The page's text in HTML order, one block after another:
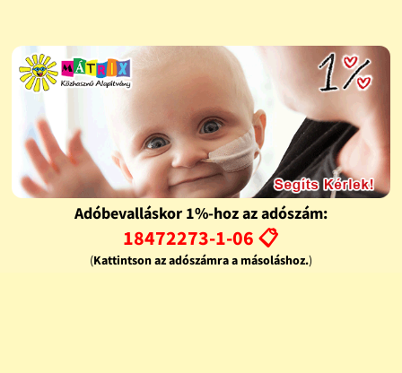
Adóbevalláskor 1%-hoz az adószám:
18472273-1-06 📋
(Kattintson az adószámra a másoláshoz.)